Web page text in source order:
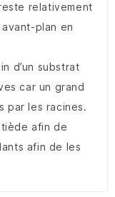
relativement
plan en
d’un substrat
car un grand
par les racines.
afin de
afin de les